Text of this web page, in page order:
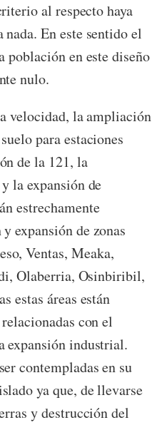
al respecto haya
En este sentido el
población en este diseño
nulo.
velocidad, la ampliación
para estaciones
de la 121, la
la expansión de
estrechamente
expansión de zonas
Ventas, Meaka,
Olaberria, Osinbiribil,
estas áreas están
con el
expansión industrial.
contempladas en su
ya que, de llevarse
y destrucción del